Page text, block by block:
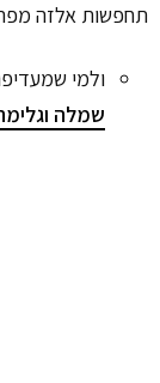
תחפשות אלזה
ולמי
שמלה